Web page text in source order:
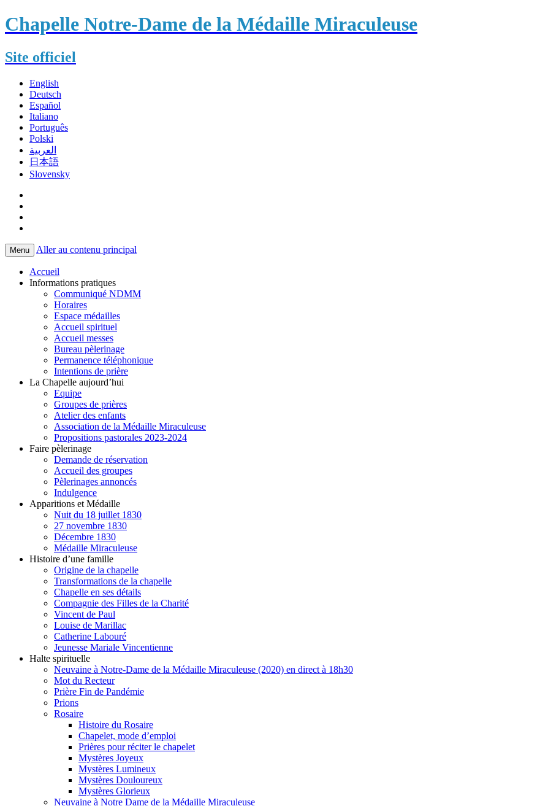
Chapelle Notre-Dame de la Médaille Miraculeuse
Site officiel
English
Deutsch
Español
Italiano
Português
Polski
العربية
日本語
Slovensky
Menu Aller au contenu principal
Accueil
Informations pratiques
Communiqué NDMM
Horaires
Espace médailles
Accueil spirituel
Accueil messes
Bureau pèlerinage
Permanence téléphonique
Intentions de prière
La Chapelle aujourd’hui
Equipe
Groupes de prières
Atelier des enfants
Association de la Médaille Miraculeuse
Propositions pastorales 2023-2024
Faire pèlerinage
Demande de réservation
Accueil des groupes
Pèlerinages annoncés
Indulgence
Apparitions et Médaille
Nuit du 18 juillet 1830
27 novembre 1830
Décembre 1830
Médaille Miraculeuse
Histoire d’une famille
Origine de la chapelle
Transformations de la chapelle
Chapelle en ses détails
Compagnie des Filles de la Charité
Vincent de Paul
Louise de Marillac
Catherine Labouré
Jeunesse Mariale Vincentienne
Halte spirituelle
Neuvaine à Notre-Dame de la Médaille Miraculeuse (2020) en direct à 18h30
Mot du Recteur
Prière Fin de Pandémie
Prions
Rosaire
Histoire du Rosaire
Chapelet, mode d’emploi
Prières pour réciter le chapelet
Mystères Joyeux
Mystères Lumineux
Mystères Douloureux
Mystères Glorieux
Neuvaine à Notre Dame de la Médaille Miraculeuse